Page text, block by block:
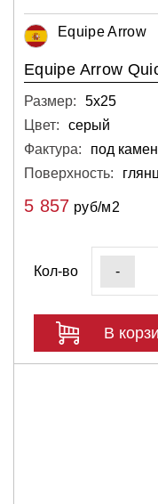
Equipe Arrow
Equipe Arrow
Размер:
5х25
Цвет:
серый
Фактура:
под
Поверхность:
5 857 руб/м2
Кол-во -
В